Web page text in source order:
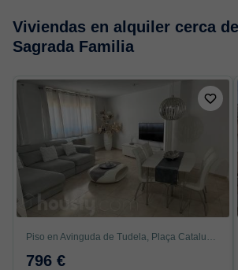
Viviendas en alquiler cerca de
Sagrada Familia
796 €